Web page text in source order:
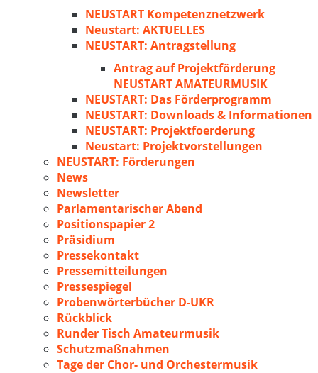
NEUSTART Kompetenznetzwerk
Neustart: AKTUELLES
NEUSTART: Antragstellung
Antrag auf Projektförderung
NEUSTART AMATEURMUSIK
NEUSTART: Das Förderprogramm
NEUSTART: Downloads & Informationen
NEUSTART: Projektfoerderung
Neustart: Projektvorstellungen
NEUSTART: Förderungen
News
Newsletter
Parlamentarischer Abend
Positionspapier 2
Präsidium
Pressekontakt
Pressemitteilungen
Pressespiegel
Probenwörterbücher D-UKR
Rückblick
Runder Tisch Amateurmusik
Schutzmaßnahmen
Tage der Chor- und Orchestermusik